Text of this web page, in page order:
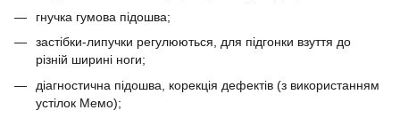
гнучка гумова підошва;
застібки-липучки регулюються, для підгонки взуття до
різній ширині ноги;
діагностична підошва, корекція дефектів (з використанням
устілок Мемо);